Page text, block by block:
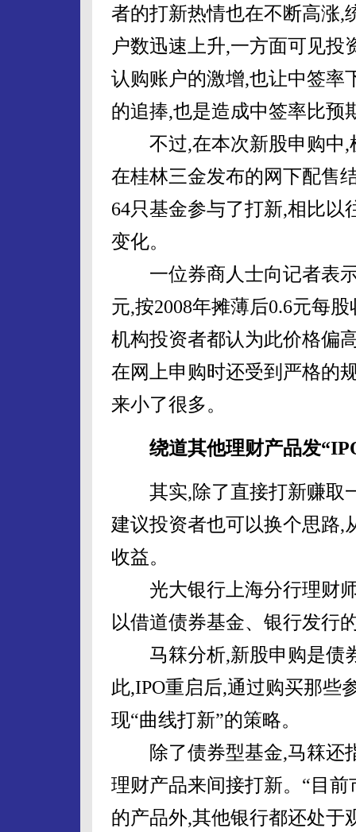
者的打新热情也在不断高涨,
户数迅速上升,一方面可见
认购账户的激增,也让中签率
的追捧,也是造成中签率比预
不过,在本次新股申购中,
在桂林三金发布的网下配售
64只基金参与了打新,相比
变化。
一位券商人士向记者表示
元,按2008年摊薄后0.6元每
机构投资者都认为此价格偏
在网上申购时还受到严格的
来小了很多。
绕道其他理财产品发
其实,除了直接打新赚取
建议投资者也可以换个思路,
收益。
光大银行上海分行理财师
以借道债券基金、银行发行
马箖分析,新股申购是债
此,IPO重启后,通过购买那些
现“曲线打新”的策略。
除了债券型基金,马箖还
理财产品来间接打新。“目
的产品外,其他银行都还处于